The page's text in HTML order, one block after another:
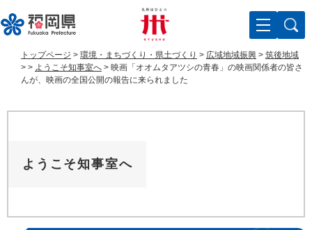
ー
ジ
す
ニ
ュ
し
トップページ > 環境・まちづくり・県土づくり > 広域地域振興 > 筑後地域
> > ようこそ知事室へ > 映画「オオムタアツシの青春」の映画関係者の皆さ
んが、映画の全国公開の報告に来られました
ようこそ知事室へ